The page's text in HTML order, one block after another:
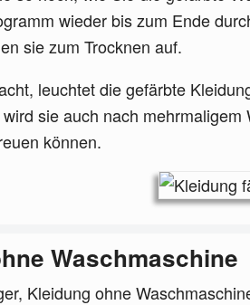
wieder bis zum Ende
sie zum Trocknen auf.
leuchtet die gefärbte
sie auch nach
können.
Waschmaschine
Kleidung ohne